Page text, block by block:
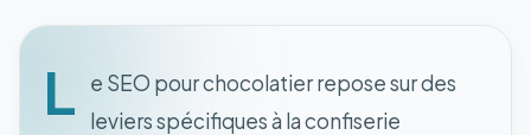
L
e SEO pour chocolatier repose sur des
leviers spécifiques à la confiserie